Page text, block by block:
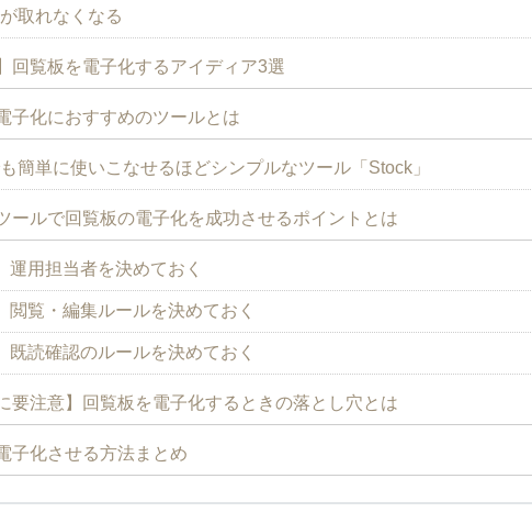
取れなくなる
回覧板を電子化するアイディア3選
子化におすすめのツールとは
簡単に使いこなせるほどシンプルなツール「Stock」
ールで回覧板の電子化を成功させるポイントとは
運用担当者を決めておく
閲覧・編集ルールを決めておく
既読確認のルールを決めておく
要注意】回覧板を電子化するときの落とし穴とは
子化させる方法まとめ